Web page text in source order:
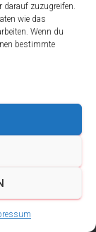
darauf zuzugreifen.
wie das
Wenn du
bestimmte